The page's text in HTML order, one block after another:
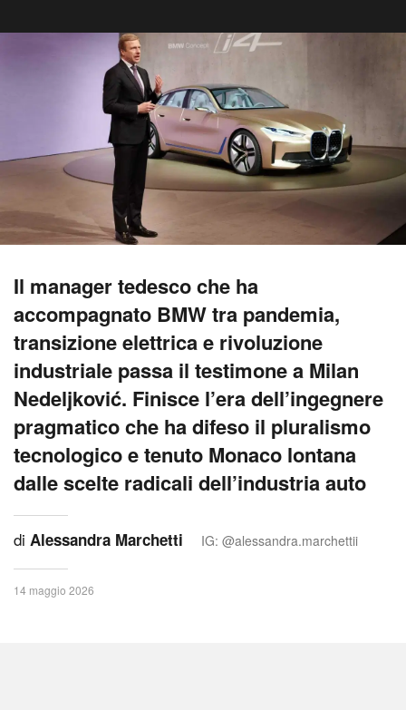
Il manager tedesco che ha
accompagnato BMW tra pandemia,
transizione elettrica e rivoluzione
industriale passa il testimone a Milan
Nedeljković. Finisce l’era dell’ingegnere
pragmatico che ha difeso il pluralismo
tecnologico e tenuto Monaco lontana
dalle scelte radicali dell’industria auto
di Alessandra Marchetti IG: @alessandra.marchettii
14 maggio 2026